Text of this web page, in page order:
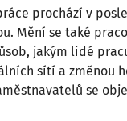
prochází v
Mění se také
jakým lidé
sítí a změnou
se